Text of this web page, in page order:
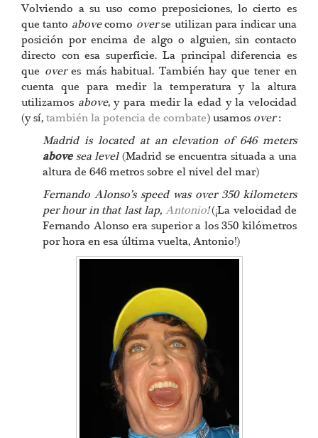
Volviendo a su uso como preposiciones, lo cierto es
que tanto abovecomo overse utilizan para indicar una
posición por encima de algo o alguien, sin contacto
directo con esa superficie. La principal diferencia es
que overes más habitual. También hay que tener en
cuenta que para medir la temperatura y la altura
utilizamos above, y para medir la edad y la velocidad
(y sí,también la potencia de combate) usamos over:
Madrid is located at an elevation of 646 meters
abovesea level(Madrid se encuentra situada a una
altura de 646 metros sobre el nivel del mar)
Fernando Alonso’s speed was over 350 kilometers
per hour in that last lap, Antonio!(¡La velocidad de
Fernando Alonso era superior a los 350 kilómetros
por hora en esa última vuelta, Antonio!)